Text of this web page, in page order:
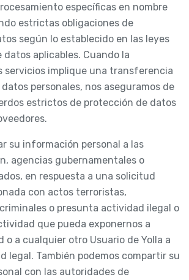
específicas en nombre
estrictas obligaciones de
según lo establecido en las leyes
aplicables. Cuando la
servicios implique una transferencia
personales, nos aseguramos de
estrictos de protección de datos
su información personal a las
agencias gubernamentales o
en respuesta a una solicitud
con actos terroristas,
o presunta actividad ilegal o
que pueda exponernos a
o a cualquier otro Usuario de Yolla a
legal. También podemos compartir su
con las autoridades de